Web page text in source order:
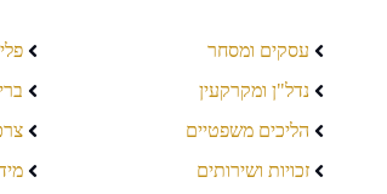
עסקים ומסחר
נדל"ן ומקרקעין
הליכים משפטיים
זכויות ושירותים